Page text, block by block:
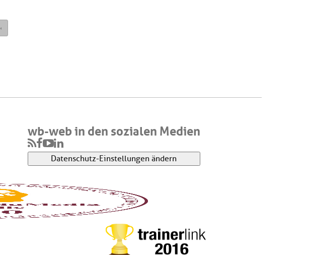
Last
wb-web in den sozialen Medien
Datenschutz-Einstellungen ändern